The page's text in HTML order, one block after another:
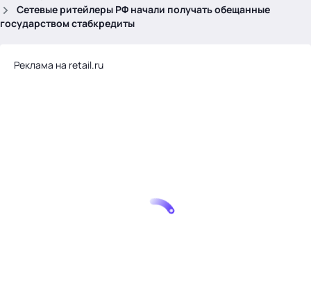
Сетевые ритейлеры РФ начали получать обещанные
государством стабкредиты
Реклама на retail.ru